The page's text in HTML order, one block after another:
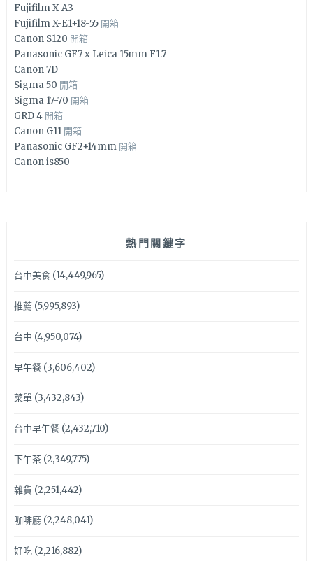
Fujifilm X-A3
Fujifilm X-E1+18-55 開箱
Canon S120 開箱
Panasonic GF7 x Leica 15mm F1.7
Canon 7D
Sigma 50 開箱
Sigma 17-70 開箱
GRD 4 開箱
Canon G11 開箱
Panasonic GF2+14mm 開箱
Canon is850
熱門關鍵字
台中美食(14,449,965)
推薦(5,995,893)
台中 (4,950,074)
早午餐(3,606,402)
菜單(3,432,843)
台中早午餐(2,432,710)
下午茶(2,349,775)
雜貨 (2,251,442)
咖啡廳(2,248,041)
好吃(2,216,882)